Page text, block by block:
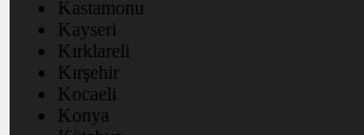
Kastamonu
Kayseri
Kırklareli
Kırşehir
Kocaeli
Konya